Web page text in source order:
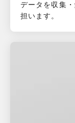
データを収集
担います。